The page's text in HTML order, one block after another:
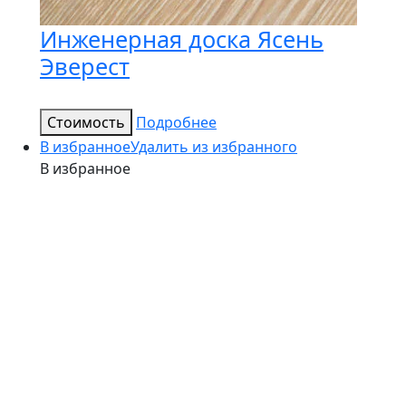
Инженерная доска Ясень
Эверест
Стоимость
Подробнее
В избранноеУдалить из избранного
В избранное